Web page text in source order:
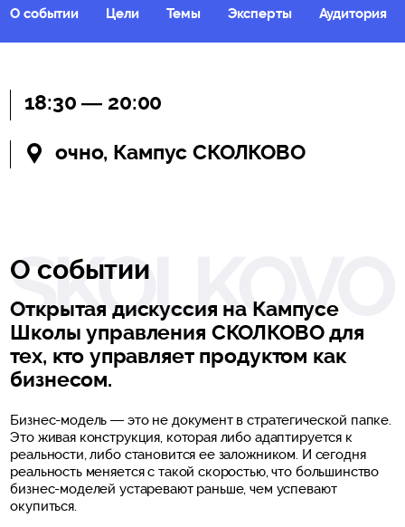
О событии Цели Темы Эксперты Аудитория
18:30 — 20:00
очно, Кампус СКОЛКОВО
О событии
Открытая дискуссия на Кампусе
Школы управления СКОЛКОВО для
тех, кто управляет продуктом как
бизнесом.
Бизнес-модель — это не документ в стратегической папке.
Это живая конструкция, которая либо адаптируется к
реальности, либо становится ее заложником. И сегодня
реальность меняется с такой скоростью, что большинство
бизнес-моделей устаревают раньше, чем успевают
окупиться.